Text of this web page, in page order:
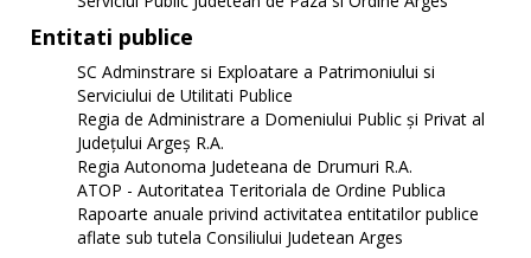
Entitati publice
SC Adminstrare si Exploatare a Patrimoniului si
Serviciului de Utilitati Publice
Regia de Administrare a Domeniului Public și Privat al
Județului Argeș R.A.
Regia Autonoma Judeteana de Drumuri R.A.
ATOP - Autoritatea Teritoriala de Ordine Publica
Rapoarte anuale privind activitatea entitatilor publice
aflate sub tutela Consiliului Judetean Arges